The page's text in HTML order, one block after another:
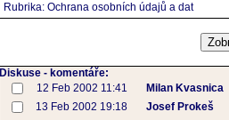
Rubrika: Ochrana osobních údajů a dat
Diskuse - komentáře:
12 Feb 2002 11:41
Milan Kvasnica
13 Feb 2002 19:18
Josef Prokeš